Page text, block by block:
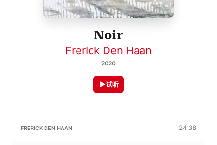
Noir
Frerick Den Haan
2020
试听
FRERICK DEN HAAN 24:38